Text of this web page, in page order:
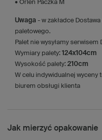
• Orlen Paczka M
Uwaga - w zakładce
paletowego.
Palet nie wysyłamy serwisem
Wymiary palety: 124x104cm
Wysokość palety: 210cm
W celu indywidualnej
biurem obsługi klienta
Jak mierzyć opakowanie